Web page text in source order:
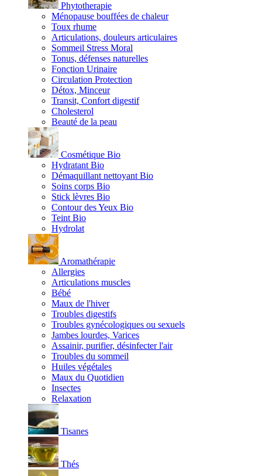
Phytotherapie
Ménopause bouffées de chaleur
Toux rhume
Articulations, douleurs articulaires
Sommeil Stress Moral
Tonus, défenses naturelles
Fonction Urinaire
Circulation Protection
Détox, Minceur
Transit, Confort digestif
Cholesterol
Beauté de la peau
Cosmétique Bio
Hydratant Bio
Démaquillant nettoyant Bio
Soins corps Bio
Stick lèvres Bio
Contour des Yeux Bio
Teint Bio
Hydrolat
Aromathérapie
Allergies
Articulations muscles
Bébé
Maux de l'hiver
Troubles digestifs
Troubles gynécologiques ou sexuels
Jambes lourdes, Varices
Assainir, purifier, désinfecter l'air
Troubles du sommeil
Huiles végétales
Maux du Quotidien
Insectes
Relaxation
Tisanes
Thés